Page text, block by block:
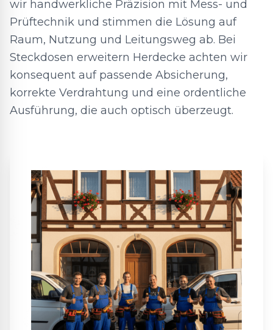
wir handwerkliche Präzision mit Mess- und
Prüftechnik und stimmen die Lösung auf
Raum, Nutzung und Leitungsweg ab. Bei
Steckdosen erweitern Herdecke achten wir
konsequent auf passende Absicherung,
korrekte Verdrahtung und eine ordentliche
Ausführung, die auch optisch überzeugt.